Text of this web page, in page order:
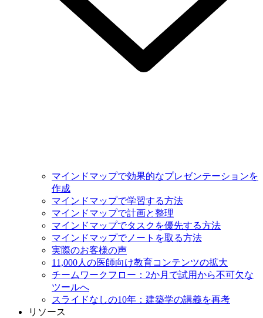
マインドマップで効果的なプレゼンテーションを
作成
マインドマップで学習する方法
マインドマップで計画と整理
マインドマップでタスクを優先する方法
マインドマップでノートを取る方法
実際のお客様の声
11,000人の医師向け教育コンテンツの拡大
チームワークフロー：2か月で試用から不可欠な
ツールへ
スライドなしの10年：建築学の講義を再考
リソース